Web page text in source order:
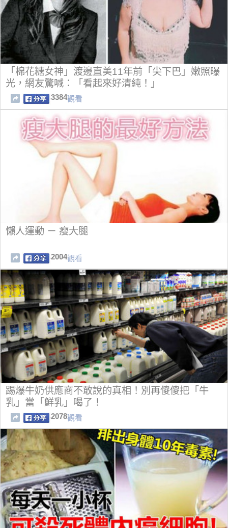
「棉花糖女神」渡邊直美11年前「尖下巴」嫩照曝
光，網友驚喊：「看起來好清純！」
3384觀看
懶人運動 － 瘦大腿
2004觀看
踢爆牛奶供應商不敢說的真相！別再傻傻把「牛
乳」當「鮮乳」喝了！
2078觀看